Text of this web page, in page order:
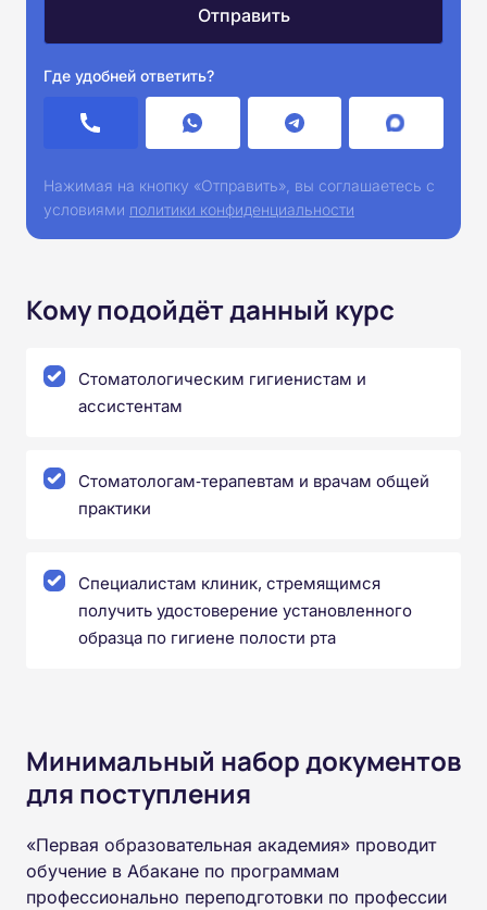
Где удобней ответить?
Нажимая на кнопку «Отправить», вы соглашаетесь с
условиями политики конфиденциальности
Кому подойдёт данный курс
Стоматологическим гигиенистам и
ассистентам
Стоматологам‑терапевтам и врачам общей
практики
Специалистам клиник, стремящимся
получить удостоверение установленного
образца по гигиене полости рта
Минимальный набор документов
для поступления
«Первая образовательная академия» проводит
обучение в Абакане по программам
профессионально переподготовки по профессии